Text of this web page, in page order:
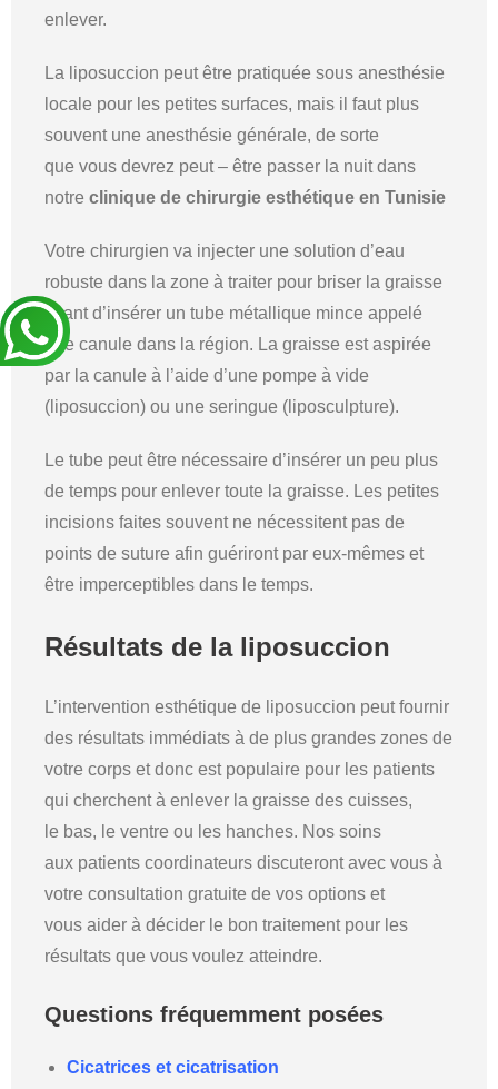
enlever.
La liposuccion peut être pratiquée sous anesthésie
locale pour les petites surfaces, mais il faut plus
souvent une anesthésie générale, de sorte
que vous devrez peut – être passer la nuit dans
notre clinique de chirurgie esthétique en Tunisie
Votre chirurgien va injecter une solution d’eau
robuste dans la zone à traiter pour briser la graisse
avant d’insérer un tube métallique mince appelé
une canule dans la région. La graisse est aspirée
par la canule à l’aide d’une pompe à vide
(liposuccion) ou une seringue (liposculpture).
Le tube peut être nécessaire d’insérer un peu plus
de temps pour enlever toute la graisse. Les petites
incisions faites souvent ne nécessitent pas de
points de suture afin guériront par eux-mêmes et
être imperceptibles dans le temps.
Résultats de la liposuccion
L’intervention esthétique de liposuccion peut fournir
des résultats immédiats à de plus grandes zones de
votre corps et donc est populaire pour les patients
qui cherchent à enlever la graisse des cuisses,
le bas, le ventre ou les hanches. Nos soins
aux patients coordinateurs discuteront avec vous à
votre consultation gratuite de vos options et
vous aider à décider le bon traitement pour les
résultats que vous voulez atteindre.
Questions fréquemment posées
Cicatrices et cicatrisation